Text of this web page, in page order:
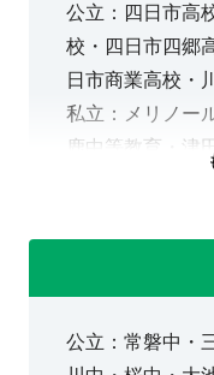
公立：四日市高
校・四日市四郷
日市商業高校・
私立：メリノー
鹿中等教育・津
公立：常磐中・